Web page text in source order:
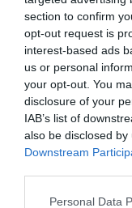
section to confirm
opt-out request is
interest-based ads
us or personal
your opt-out. You
disclosure of your
IAB’s list of
also be disclosed
Downstream
Personal Data